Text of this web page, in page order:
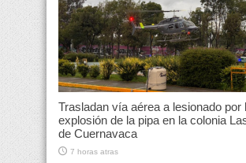
Trasladan vía aérea a lesionado por
explosión de la pipa en la colonia
de Cuernavaca
7 horas atras